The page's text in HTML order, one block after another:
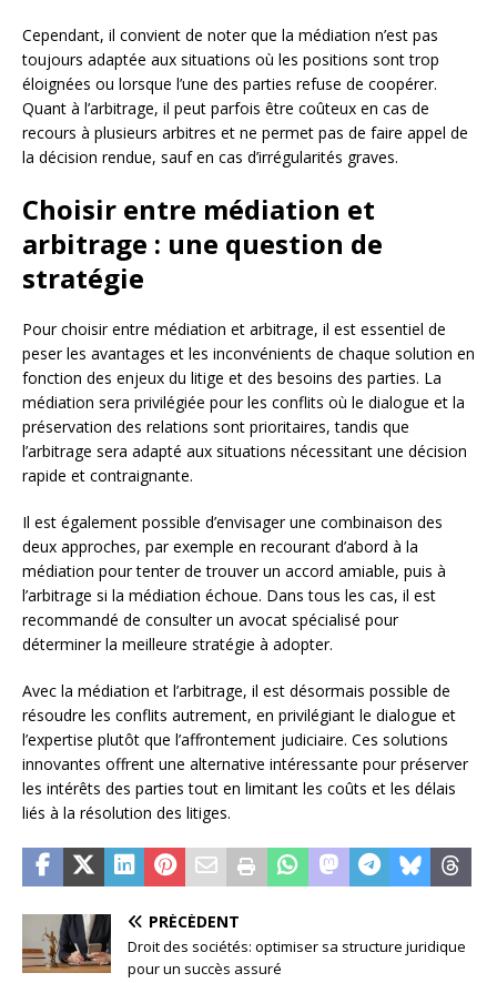
Cependant, il convient de noter que la médiation n’est pas
toujours adaptée aux situations où les positions sont trop
éloignées ou lorsque l’une des parties refuse de coopérer.
Quant à l’arbitrage, il peut parfois être coûteux en cas de
recours à plusieurs arbitres et ne permet pas de faire appel de
la décision rendue, sauf en cas d’irrégularités graves.
Choisir entre médiation et
arbitrage : une question de
stratégie
Pour choisir entre médiation et arbitrage, il est essentiel de
peser les avantages et les inconvénients de chaque solution en
fonction des enjeux du litige et des besoins des parties. La
médiation sera privilégiée pour les conflits où le dialogue et la
préservation des relations sont prioritaires, tandis que
l’arbitrage sera adapté aux situations nécessitant une décision
rapide et contraignante.
Il est également possible d’envisager une combinaison des
deux approches, par exemple en recourant d’abord à la
médiation pour tenter de trouver un accord amiable, puis à
l’arbitrage si la médiation échoue. Dans tous les cas, il est
recommandé de consulter un avocat spécialisé pour
déterminer la meilleure stratégie à adopter.
Avec la médiation et l’arbitrage, il est désormais possible de
résoudre les conflits autrement, en privilégiant le dialogue et
l’expertise plutôt que l’affrontement judiciaire. Ces solutions
innovantes offrent une alternative intéressante pour préserver
les intérêts des parties tout en limitant les coûts et les délais
liés à la résolution des litiges.
PRÉCÉDENT
Droit des sociétés: optimiser sa structure juridique
pour un succès assuré